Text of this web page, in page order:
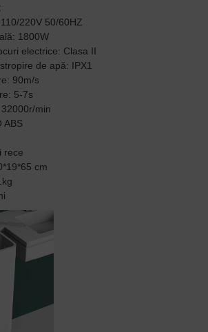
220V 50/60HZ
1800W
electrice: Clasa II
de apă: IPX1
90m/s
5-7s
min
ABS
rece
cm